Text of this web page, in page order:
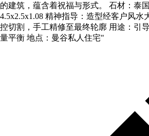
的建筑，蕴含着祝福与形式。 石材：泰
4.5x2.5x1.08 精神指导：造型经客户风水
控切割，手工精修至最终轮廓 用途：引
量平衡 地点：曼谷私人住宅"